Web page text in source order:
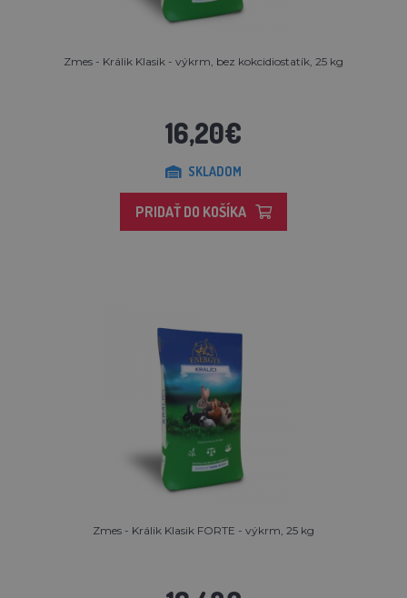
Zmes - Králik Klasik - výkrm, bez kokcidiostatík, 25 kg
16,20€
SKLADOM
PRIDAŤ DO KOŠÍKA
Zmes - Králik Klasik FORTE - výkrm, 25 kg